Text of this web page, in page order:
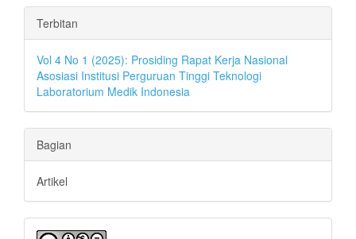
Rincian
Artikel
Terbitan
Vol 4 No 1 (2025): Prosiding Rapat Kerja Nasional
Asosiasi Institusi Perguruan Tinggi Teknologi
Laboratorium Medik Indonesia
Bagian
Artikel